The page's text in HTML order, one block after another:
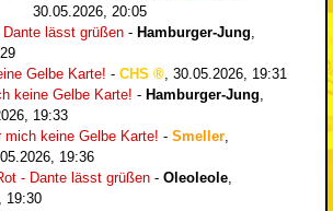
30.05.2026, 20:05
lässt grüßen - Hamburger-Jung
Gelbe Karte! - CHS
30.05.2026, 19:31
keine Gelbe Karte! - Hamburger-Jung
19:33
mich keine Gelbe Karte! - Smeller
19:36
- Dante lässt grüßen - Oleoleole
19:30